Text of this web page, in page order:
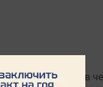
работать в